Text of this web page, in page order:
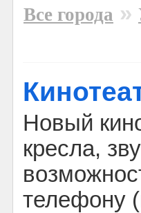
Все города »
Новый
кресла,
телефону